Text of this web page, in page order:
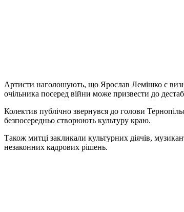
Артисти наголошують, що Ярослав Лемішко є
очільника посеред війни може призвести до
Колектив публічно звернувся до голови
безпосередньо створюють культуру краю.
Також митці закликали культурних діячів,
незаконних кадрових рішень.